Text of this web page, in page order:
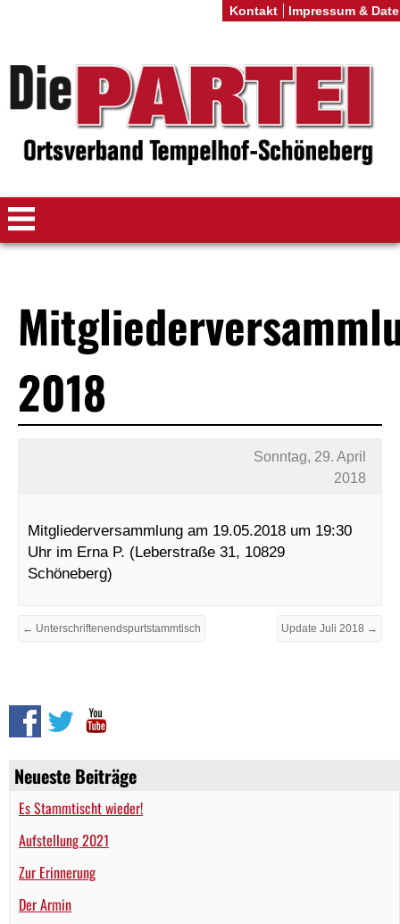
Neueste Beiträge
Es Stammtischt wieder!
Aufstellung 2021
Zur Erinnerung
Der Armin
2018
Sonntag, 29. April
2018
Mitgliederversammlung am 19.05.2018 um 19:30
Uhr im Erna P. (Leberstraße 31, 10829
Schöneberg)
← Unterschriftenendspurtstammtisch Update Juli 2018 →
Kontakt Impressum &